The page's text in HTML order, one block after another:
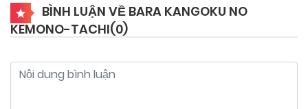
Chapter 1 05/11/2024
BÌNH LUẬN VỀ BARA KANGOKU NO
KEMONO-TACHI(0)